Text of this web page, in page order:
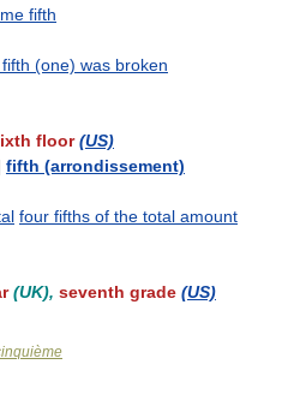
fifth
(one) was broken
floor(US)
fifth (arrondissement)
four fifths of the total amount
(UK), seventh grade (US)